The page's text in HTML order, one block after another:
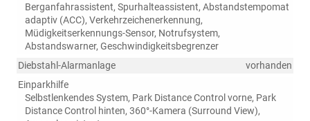
Berganfahrassistent, Spurhalteassistent, Abstandstempomat
adaptiv (ACC), Verkehrzeichenerkennung,
Müdigkeitserkennungs-Sensor, Notrufsystem,
Abstandswarner, Geschwindigkeitsbegrenzer
Diebstahl-Alarmanlage
vorhanden
Einparkhilfe
Selbstlenkendes System, Park Distance Control vorne, Park
Distance Control hinten, 360°-Kamera (Surround View),